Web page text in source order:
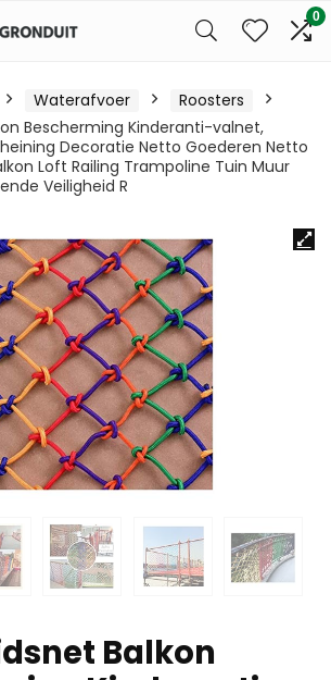
0
Waterafvoer
Roosters
Bescherming Kinderanti-valnet,
Decoratie Netto Goederen Netto
Loft Railing Trampoline Tuin Muur
Veiligheid R
Balkon